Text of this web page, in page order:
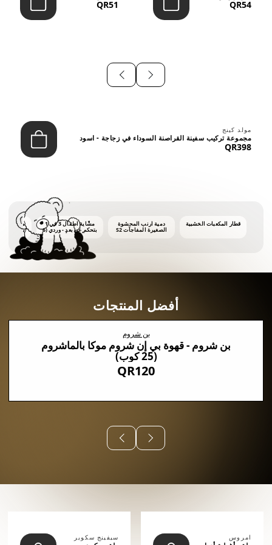
QR54
QR51
مولد كينج
مجموعة تركيب سفينة القراصنة السوداء في زجاجة - اسود
QR398
قطار المكعبات الخشبية
دمية أرنب المحشوة
الصغيرة المفاجآت S2
مشّاية أطفال 3 في 1
بتحكم عن بعد - وردي (6
أشهر فأكثر)
ماكينة
أفضل المنتجات
بن شروم
بن شروم - قهوة بي إن شروم موكا بالماشروم
(25 كوب)
QR120
امروس سيفينج سكوير